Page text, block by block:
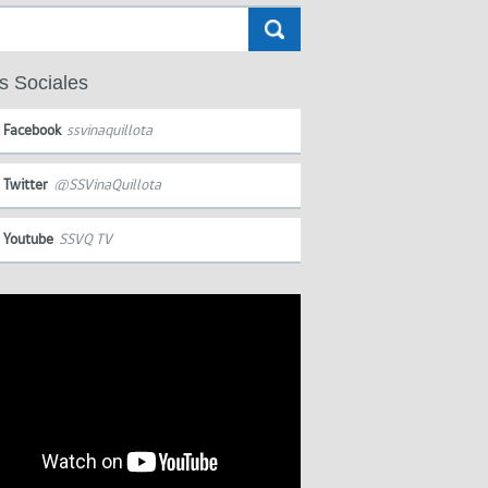
Sociales
Facebook ssvinaquillota
Twitter @SSVinaQuillota
Youtube SSVQ TV